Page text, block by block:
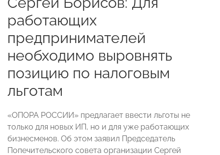
работающих
предпринимателей
необходимо выровнять
позицию по налоговым
льготам
«ОПОРА РОССИИ» предлагает ввести льготы не
только для новых ИП, но и для уже работающих
бизнесменов. Об этом заявил Председатель
Попечительского совета организации Сергей